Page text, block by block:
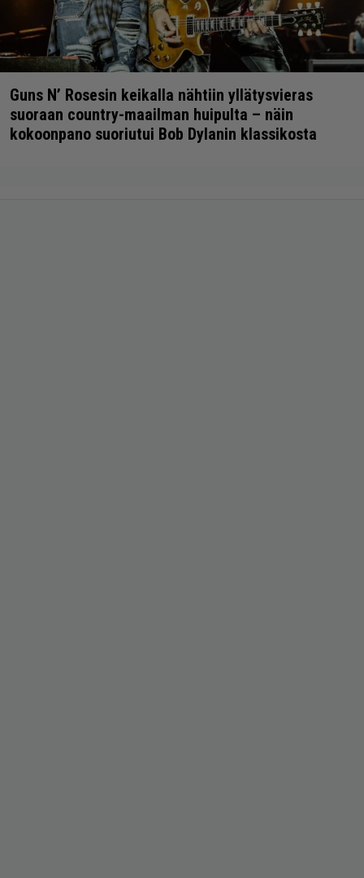
Guns N’ Rosesin keikalla nähtiin yllätysvieras
suoraan country-maailman huipulta – näin
kokoonpano suoriutui Bob Dylanin klassikosta